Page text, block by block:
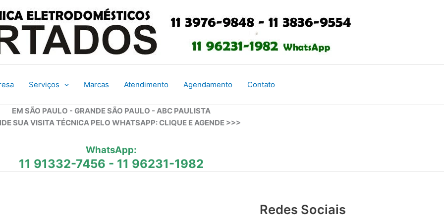
Serviços Marcas Atendimento Agendamento Contato
EM SÃO PAULO - GRANDE SÃO PAULO - ABC PAULISTA
SUA VISITA TÉCNICA PELO WHATSAPP: CLIQUE E AGENDE >>>
WhatsApp:
11 91332-7456 - 11 96231-1982
Redes Sociais